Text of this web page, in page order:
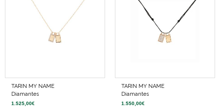
TARIN MY NAME
Diamantes
1.525,00€
TARIN MY NAME
Diamantes
1.550,00€